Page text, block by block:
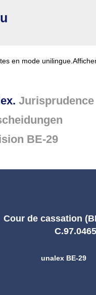
en mode unilingue.
Jurisprudence
BE-29
Cour de cassation
unalex BE-29